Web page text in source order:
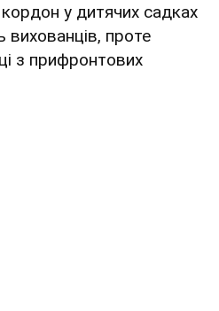
у дитячих садках
вихованців, проте
з прифронтових